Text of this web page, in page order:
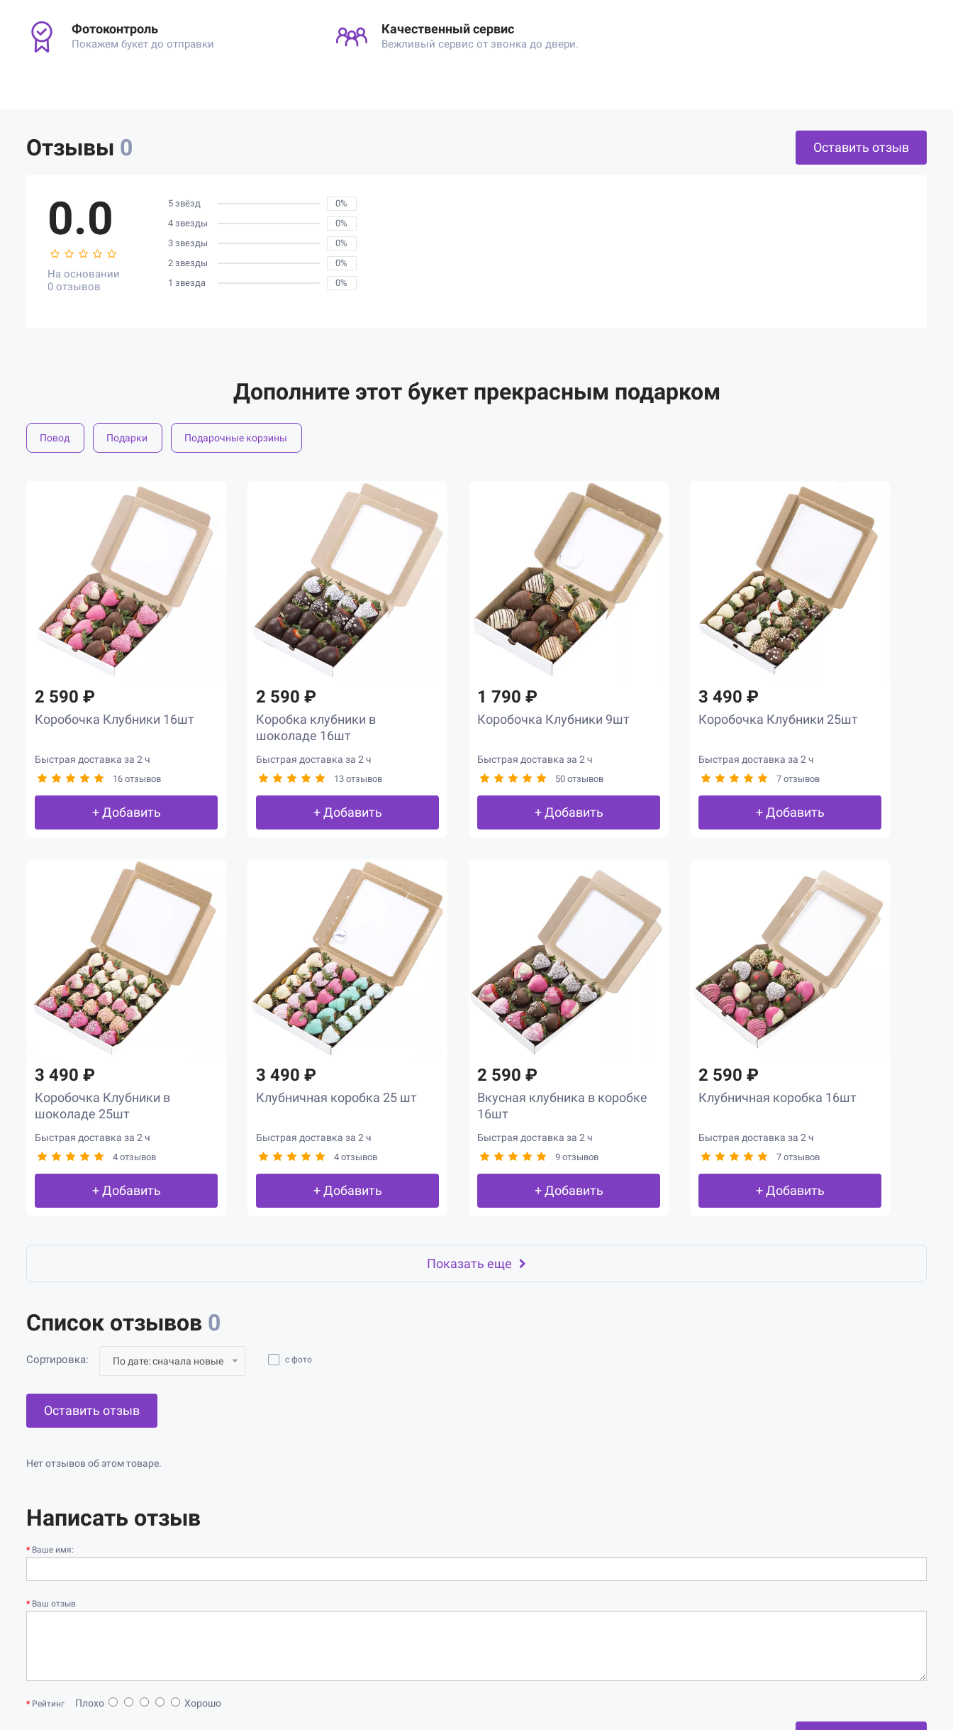
Фотоконтроль
Покажем букет до отправки
Качественный сервис
Вежливый сервис от звонка до двери.
Отзывы 0 Оставить отзыв
0.0
На основании
0 отзывов
5 звёзд
0%
4 звезды
0%
3 звезды
0%
2 звезды
0%
1 звезда
0%
Дополните этот букет прекрасным подарком
Повод Подарки Подарочные корзины
2 590 ₽
Коробочка Клубники 16шт
Быстрая доставка за 2 ч
16 отзывов
+ Добавить
2 590 ₽
Коробка клубники в
шоколаде 16шт
Быстрая доставка за 2 ч
13 отзывов
+ Добавить
1 790 ₽
Коробочка Клубники 9шт
Быстрая доставка за 2 ч
50 отзывов
+ Добавить
3 490 ₽
Коробочка Клубники 25шт
Быстрая доставка за 2 ч
7 отзывов
+ Добавить
3 490 ₽
Коробочка Клубники в
шоколаде 25шт
Быстрая доставка за 2 ч
4 отзывов
+ Добавить
3 490 ₽
Клубничная коробка 25 шт
Быстрая доставка за 2 ч
4 отзывов
+ Добавить
2 590 ₽
Вкусная клубника в коробке
16шт
Быстрая доставка за 2 ч
9 отзывов
+ Добавить
2 590 ₽
Клубничная коробка 16шт
Быстрая доставка за 2 ч
7 отзывов
+ Добавить
Показать еще
Список отзывов 0
Сортировка: По дате: сначала новые с фото
Оставить отзыв
Нет отзывов об этом товаре.
Написать отзыв
Ваше имя:
Ваш отзыв
Рейтинг Плохо Хорошо